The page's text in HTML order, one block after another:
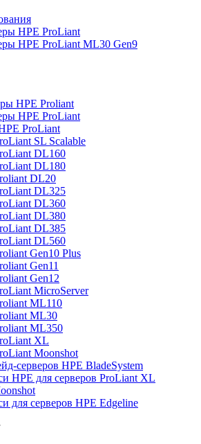
HPE ProLiant
HPE ProLiant ML30 Gen9
HPE Proliant
HPE ProLiant
ProLiant
SL Scalable
DL160
DL180
DL20
DL325
DL360
DL380
DL385
DL560
Gen10 Plus
Gen11
Gen12
MicroServer
ML110
ML30
ML350
XL
Moonshot
серверов HPE BladeSystem
HPE для серверов ProLiant XL
для серверов HPE Edgeline